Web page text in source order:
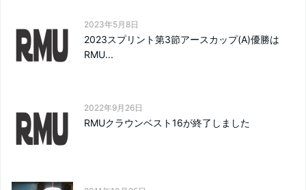
2023年5月8日
2023スプリント第3節アースカップ(A)優勝は
RMU...
2022年9月26日
RMUクラウンベスト16が終了しました